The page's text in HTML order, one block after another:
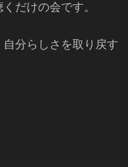
だけの会です。
分らしさを取り戻す